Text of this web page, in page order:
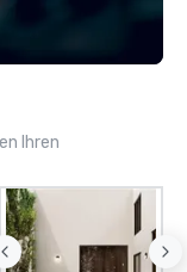
of corporate clients,
Ihren